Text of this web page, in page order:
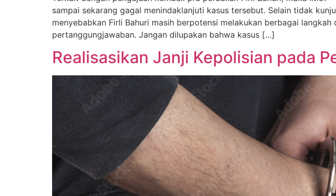
sampai sekarang gagal menindaklanjuti kasus tersebut. Selain tidak
menyebabkan Firli Bahuri masih berpotensi melakukan berbagai
pertanggungjawaban. Jangan dilupakan bahwa kasus […]
Realisasikan Janji Kepolisian pada